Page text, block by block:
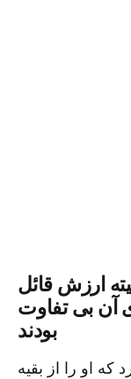
ارزش قائل
آن بی تفاوت
بودند
او را از بقیه